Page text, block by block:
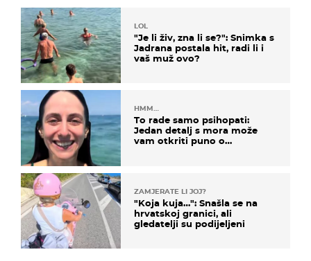
LOL
"Je li živ, zna li se?": Snimka s
Jadrana postala hit, radi li i
vaš muž ovo?
HMM…
To rade samo psihopati:
Jedan detalj s mora može
vam otkriti puno o
ZAMJERATE LI JOJ?
"Koja kuja…": Snašla se na
hrvatskoj granici, ali
gledatelji su podijeljeni